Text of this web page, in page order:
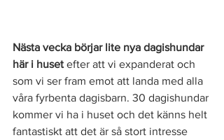
Nästa vecka börjar lite nya dagishundar
här i huset efter att vi expanderat och
som vi ser fram emot att landa med alla
våra fyrbenta dagisbarn. 30 dagishundar
kommer vi ha i huset och det känns helt
fantastiskt att det är så stort intresse